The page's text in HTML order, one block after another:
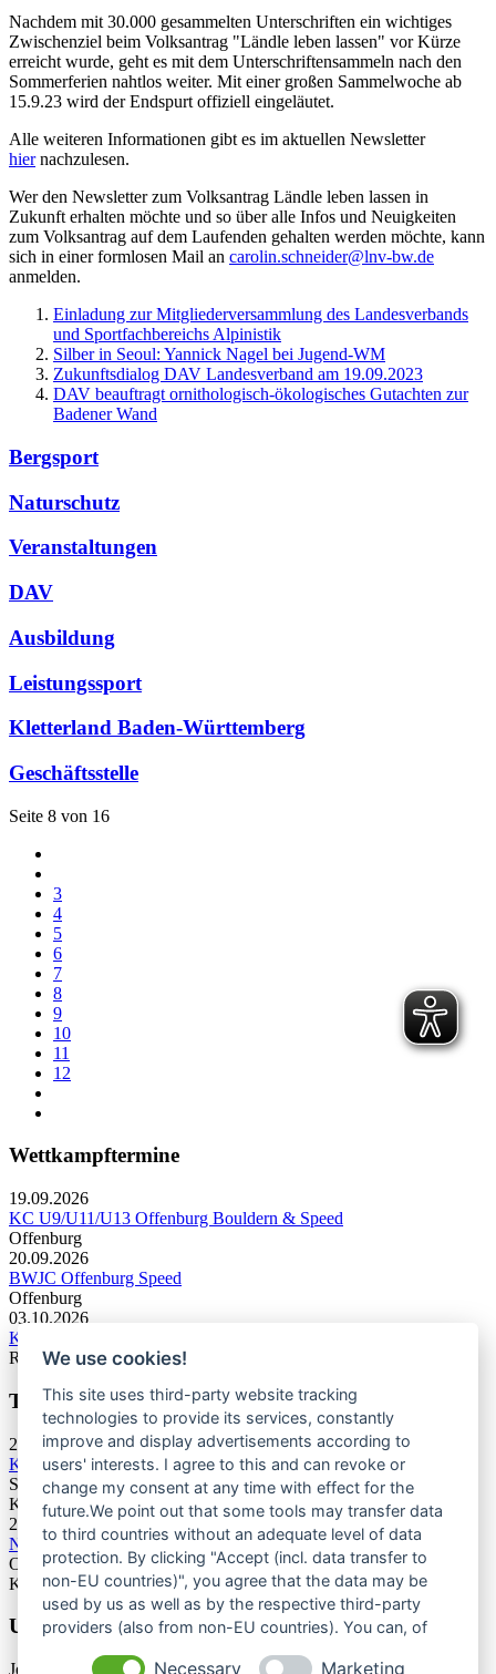
Nachdem mit 30.000 gesammelten Unterschriften ein wichtiges
Zwischenziel beim Volksantrag "Ländle leben lassen" vor Kürze
erreicht wurde, geht es mit dem Unterschriftensammeln nach den
Sommerferien nahtlos weiter. Mit einer großen Sammelwoche ab
15.9.23 wird der Endspurt offiziell eingeläutet.
Alle weiteren Informationen gibt es im aktuellen Newsletter
hiernachzulesen.
Wer den Newsletter zum Volksantrag Ländle leben lassen in
Zukunft erhalten möchte und so über alle Infos und Neuigkeiten
zum Volksantrag auf dem Laufenden gehalten werden möchte, kann
sich in einer formlosen Mail an carolin.schneider@lnv-bw.de
anmelden.
Einladung zur Mitgliederversammlung des Landesverbands
und Sportfachbereichs Alpinistik
Silber in Seoul: Yannick Nagel bei Jugend-WM
Zukunftsdialog DAV Landesverband am 19.09.2023
DAV beauftragt ornithologisch-ökologisches Gutachten zur
Badener Wand
Bergsport
Naturschutz
Veranstaltungen
DAV
Ausbildung
Leistungssport
Kletterland Baden-Württemberg
Geschäftsstelle
Seite 8 von 16
3
4
5
6
7
8
9
10
11
12
Wettkampftermine
19.09.2026
KC U9/U11/U13 Offenburg Bouldern & Speed
Offenburg
20.09.2026
BWJC Offenburg Speed
Offenburg
03.10.2026
KC U13 Rottweil Toprope & Speed
Rottweil
Termine Bergsport & Naturschutz
28.11.2026
Kletterforum 2026
Stuttgart
Kategorie: Tagung
25.06.2027
Naturschutztagung 2027
Oberes Donautal, Beuron
Kategorie: Tagung
Unsere Newsletter
Jetzt unsere Newsletter entdecken
We use cookies!
This site uses third-party website tracking
technologies to provide its services, constantly
improve and display advertisements according to
users' interests. I agree to this and can revoke or
change my consent at any time with effect for the
future.We point out that some tools may transfer data
to third countries without an adequate level of data
protection. By clicking "Accept (incl. data transfer to
non-EU countries)", you agree that the data may be
used by us as well as by the respective third-party
providers (also from non-EU countries). You can, of
Necessary Marketing